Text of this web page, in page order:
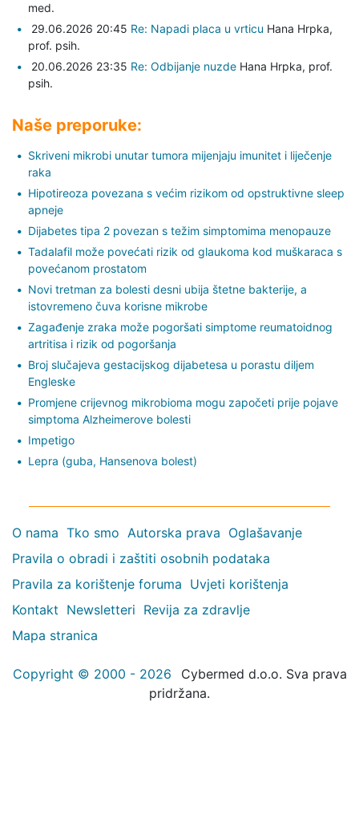
med.
29.06.2026 20:45 Re: Napadi placa u vrticu Hana Hrpka,
prof. psih.
20.06.2026 23:35 Re: Odbijanje nuzde Hana Hrpka, prof.
psih.
Naše preporuke:
Skriveni mikrobi unutar tumora mijenjaju imunitet i liječenje
raka
Hipotireoza povezana s većim rizikom od opstruktivne sleep
apneje
Dijabetes tipa 2 povezan s težim simptomima menopauze
Tadalafil može povećati rizik od glaukoma kod muškaraca s
povećanom prostatom
Novi tretman za bolesti desni ubija štetne bakterije, a
istovremeno čuva korisne mikrobe
Zagađenje zraka može pogoršati simptome reumatoidnog
artritisa i rizik od pogoršanja
Broj slučajeva gestacijskog dijabetesa u porastu diljem
Engleske
Promjene crijevnog mikrobioma mogu započeti prije pojave
simptoma Alzheimerove bolesti
Impetigo
Lepra (guba, Hansenova bolest)
O nama Tko smo Autorska prava Oglašavanje
Pravila o obradi i zaštiti osobnih podataka
Pravila za korištenje foruma Uvjeti korištenja
Kontakt Newsletteri Revija za zdravlje
Mapa stranica
Copyright © 2000 - 2026
Cybermed d.o.o. Sva prava
pridržana.